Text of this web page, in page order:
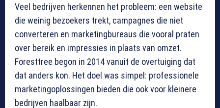
Veel bedrijven herkennen het probleem: een website
die weinig bezoekers trekt, campagnes die niet
converteren en marketingbureaus die vooral praten
over bereik en impressies in plaats van omzet.
Foresttree begon in 2014 vanuit de overtuiging dat
dat anders kon. Het doel was simpel: professionele
marketingoplossingen bieden die ook voor kleinere
bedrijven haalbaar zijn.